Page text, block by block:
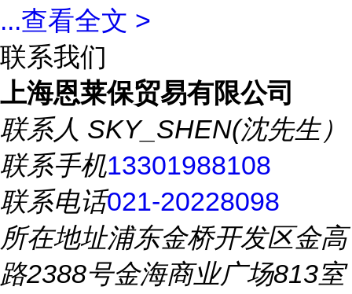
...查看全文 >
联系我们
上海恩莱保贸易有限公司
联系人 SKY_SHEN(沈先生）
联系手机13301988108
联系电话021-20228098
所在地址浦东金桥开发区金高
路2388号金海商业广场813室